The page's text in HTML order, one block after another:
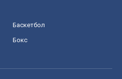
Баскетбол
Бокс